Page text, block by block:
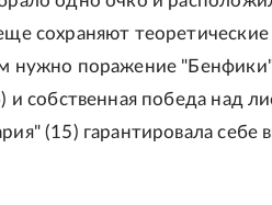
сохраняют
нужно поражение "Бенфики"
и собственная победа над
(15) гарантировала себе